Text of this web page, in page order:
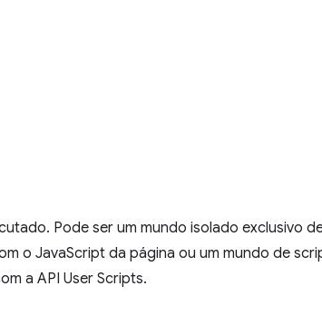
Pode ser um mundo isolado exclusivo
o JavaScript da página ou um mundo de
a API User Scripts.